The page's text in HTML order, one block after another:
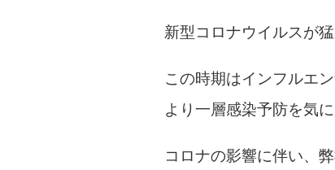
新型コロナウイルスが
この時期はインフルエ
より一層感染予防を気
コロナの影響に伴い、